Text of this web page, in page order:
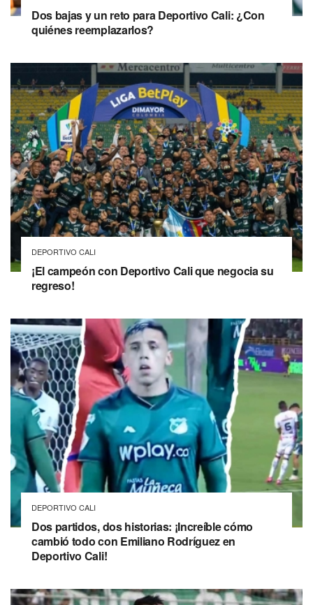
Dos bajas y un reto para Deportivo Cali: ¿Con
quiénes reemplazarlos?
DEPORTIVO CALI
¡El campeón con Deportivo Cali que negocia su
regreso!
DEPORTIVO CALI
Dos partidos, dos historias: ¡Increíble cómo
cambió todo con Emiliano Rodríguez en
Deportivo Cali!